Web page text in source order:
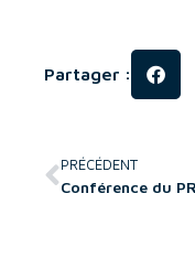
Partager :
PRÉCÉDENT